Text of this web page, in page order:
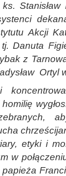
Akcji
Danuta
z
Ortyl
etyki i
w